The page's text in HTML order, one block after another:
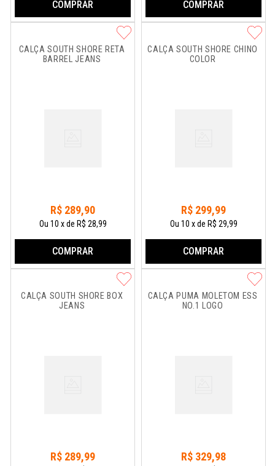
COMPRAR COMPRAR
CALÇA SOUTH SHORE RETA
BARREL JEANS
R$ 289,90
Ou 10 xde R$ 28,99
COMPRAR
CALÇA SOUTH SHORE CHINO
COLOR
R$ 299,99
Ou 10 xde R$ 29,99
COMPRAR
CALÇA SOUTH SHORE BOX
JEANS
R$ 289,99
CALÇA PUMA MOLETOM ESS
NO.1 LOGO
R$ 329,98